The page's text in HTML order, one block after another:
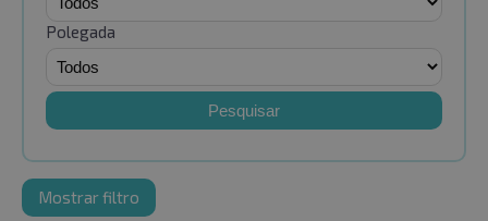
Polegada
Pesquisar
Mostrar filtro